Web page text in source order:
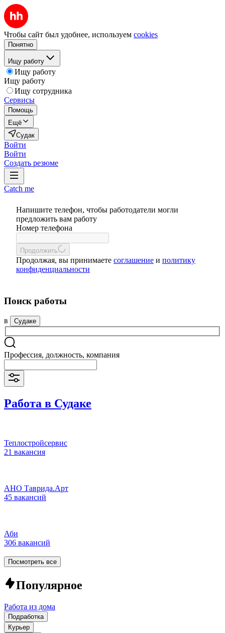
Чтобы сайт был удобнее, используем cookies
Понятно
Ищу работу
Ищу работу
Ищу работу
Ищу сотрудника
Сервисы
Помощь
Ещё
Судак
Войти
Войти
Создать резюме
Catch me
Напишите телефон, чтобы работодатели могли
предложить вам работу
Номер телефона
Продолжить
Продолжая, вы принимаете соглашение и политику
конфиденциальности
Поиск работы
в Судаке
Профессия, должность, компания
Работа в Судаке
Теплостройсервис
21 вакансия
АНО Таврида.Арт
45 вакансий
Аби
306 вакансий
Посмотреть все
Популярное
Работа из дома
Подработка
Курьер